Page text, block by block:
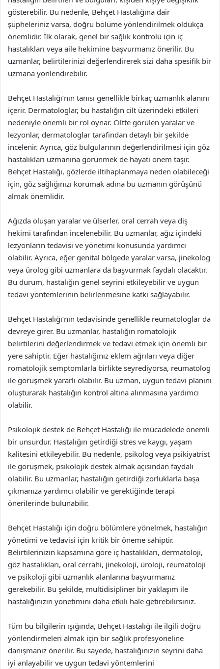
gösterebilir. Bu nedenle, Behçet Hastalığına dair
şüpheleriniz varsa, doğru bölüme yönlendirilmek oldukça
önemlidir. İlk olarak, genel bir sağlık kontrolü için iç
hastalıkları veya aile hekimine başvurmanız önerilir. Bu
uzmanlar, belirtilerinizi değerlendirerek sizi daha spesifik bir
uzmana yönlendirebilir.
Behçet Hastalığı’nın tanısı genellikle birkaç uzmanlık alanını
içerir. Dermatologlar, bu hastalığın cilt üzerindeki etkileri
nedeniyle önemli bir rol oynar. Ciltte görülen yaralar ve
lezyonlar, dermatologlar tarafından detaylı bir şekilde
incelenir. Ayrıca, göz bulgularının değerlendirilmesi için göz
hastalıkları uzmanına görünmek de hayati önem taşır.
Behçet Hastalığı, gözlerde iltihaplanmaya neden olabileceği
için, göz sağlığınızı korumak adına bu uzmanın görüşünü
almak önemlidir.
Ağızda oluşan yaralar ve ülserler, oral cerrah veya diş
hekimi tarafından incelenebilir. Bu uzmanlar, ağız içindeki
lezyonların tedavisi ve yönetimi konusunda yardımcı
olabilir. Ayrıca, eğer genital bölgede yaralar varsa, jinekolog
veya ürolog gibi uzmanlara da başvurmak faydalı olacaktır.
Bu durum, hastalığın genel seyrini etkileyebilir ve uygun
tedavi yöntemlerinin belirlenmesine katkı sağlayabilir.
Behçet Hastalığı’nın tedavisinde genellikle reumatologlar da
devreye girer. Bu uzmanlar, hastalığın romatolojik
belirtilerini değerlendirmek ve tedavi etmek için önemli bir
yere sahiptir. Eğer hastalığınız eklem ağrıları veya diğer
romatolojik semptomlarla birlikte seyrediyorsa, reumatolog
ile görüşmek yararlı olabilir. Bu uzman, uygun tedavi planını
oluşturarak hastalığın kontrol altına alınmasına yardımcı
olabilir.
Psikolojik destek de Behçet Hastalığı ile mücadelede önemli
bir unsurdur. Hastalığın getirdiği stres ve kaygı, yaşam
kalitesini etkileyebilir. Bu nedenle, psikolog veya psikiyatrist
ile görüşmek, psikolojik destek almak açısından faydalı
olabilir. Bu uzmanlar, hastalığın getirdiği zorluklarla başa
çıkmanıza yardımcı olabilir ve gerektiğinde terapi
önerilerinde bulunabilir.
Behçet Hastalığı için doğru bölümlere yönelmek, hastalığın
yönetimi ve tedavisi için kritik bir öneme sahiptir.
Belirtilerinizin kapsamına göre iç hastalıkları, dermatoloji,
göz hastalıkları, oral cerrahi, jinekoloji, üroloji, reumatoloji
ve psikoloji gibi uzmanlık alanlarına başvurmanız
gerekebilir. Bu şekilde, multidisipliner bir yaklaşım ile
hastalığınızın yönetimini daha etkili hale getirebilirsiniz.
Tüm bu bilgilerin ışığında, Behçet Hastalığı ile ilgili doğru
yönlendirmeleri almak için bir sağlık profesyoneline
danışmanız önerilir. Bu sayede, hastalığınızın seyrini daha
iyi anlayabilir ve uygun tedavi yöntemlerini